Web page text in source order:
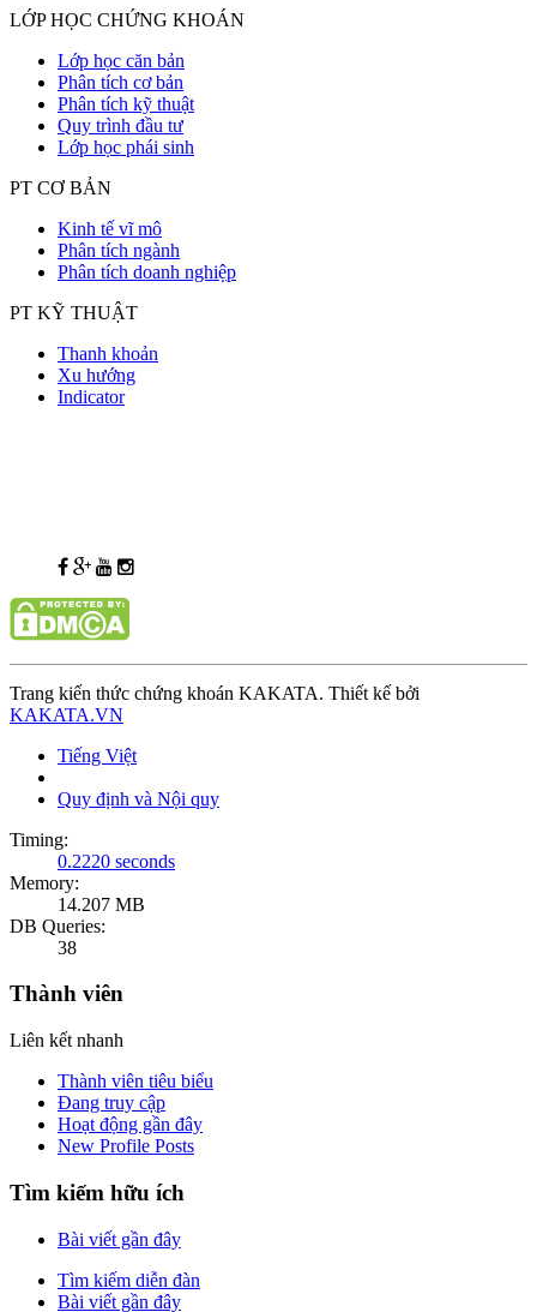
LỚP HỌC CHỨNG KHOÁN
Lớp học căn bản
Phân tích cơ bản
Phân tích kỹ thuật
Quy trình đầu tư
Lớp học phái sinh
PT CƠ BẢN
Kinh tế vĩ mô
Phân tích ngành
Phân tích doanh nghiệp
PT KỸ THUẬT
Thanh khoản
Xu hướng
Indicator
Trang kiến thức chứng khoán KAKATA. Thiết kế bởi
KAKATA.VN
Tiếng Việt
Quy định và Nội quy
Timing:
0.2220 seconds
Memory:
14.207 MB
DB Queries:
38
Thành viên
Liên kết nhanh
Thành viên tiêu biểu
Đang truy cập
Hoạt động gần đây
New Profile Posts
Tìm kiếm hữu ích
Bài viết gần đây
Tìm kiếm diễn đàn
Bài viết gần đây